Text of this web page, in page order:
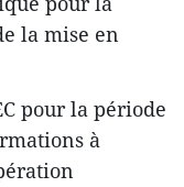
la mise en
pour la période
à